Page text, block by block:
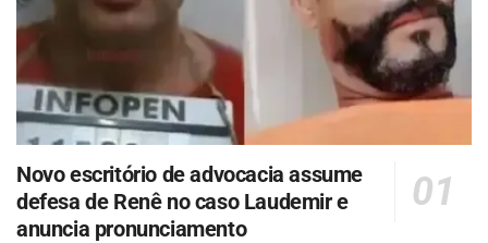
Novo escritório de advocacia assume
defesa de Renê no caso Laudemir e
anuncia pronunciamento